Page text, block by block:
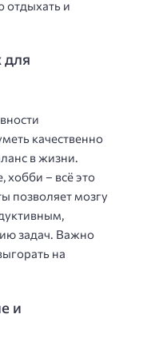
отдыхать и
для
качественно
в жизни.
хобби – всё это
позволяет мозгу
задач. Важно
на
и